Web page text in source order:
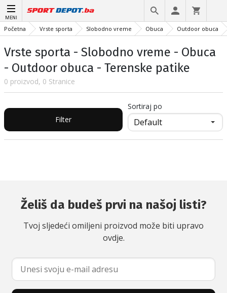
MENI
Početna Vrste sporta Slobodno vreme Obuca Outdoor obuca
Vrste sporta - Slobodno vreme - Obuca
- Outdoor obuca - Terenske patike
0 proizvod, 0 Stranice
Filter
Sortiraj po
Želiš da budeš prvi na našoj listi?
Tvoj sljedeći omiljeni proizvod može biti upravo
ovdje.